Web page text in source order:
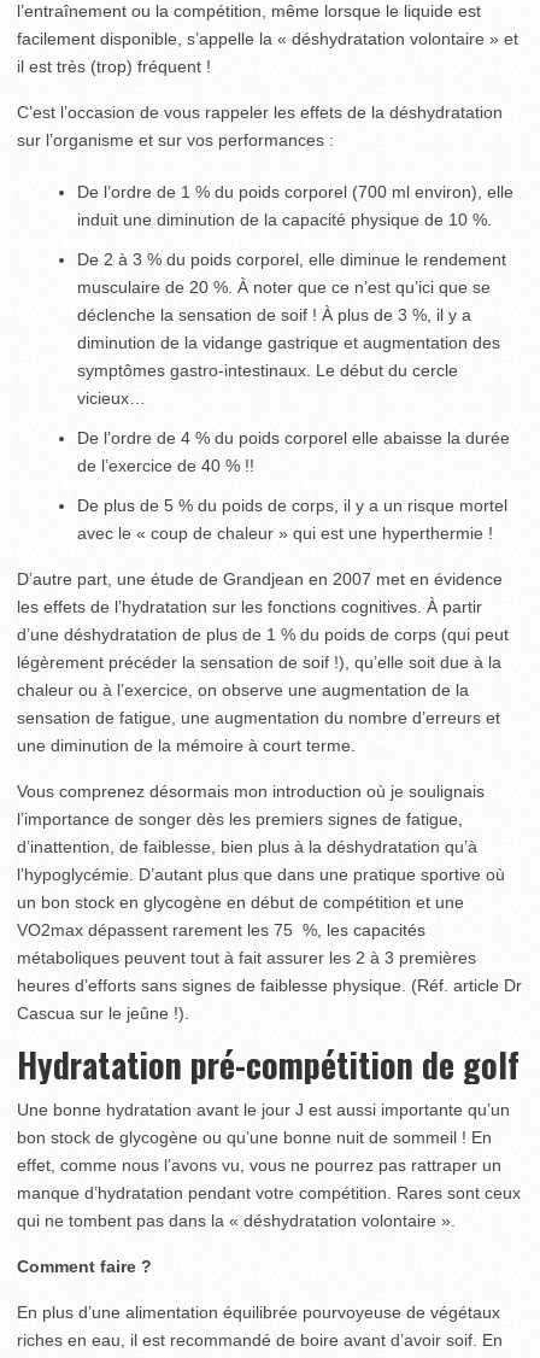
l’entraînement ou la compétition, même lorsque le liquide est
facilement disponible, s’appelle la « déshydratation volontaire » et
il est très (trop) fréquent !
C’est l’occasion de vous rappeler les effets de la déshydratation
sur l’organisme et sur vos performances :
De l’ordre de 1 % du poids corporel (700 ml environ), elle
induit une diminution de la capacité physique de 10 %.
De 2 à 3 % du poids corporel, elle diminue le rendement
musculaire de 20 %. À noter que ce n’est qu’ici que se
déclenche la sensation de soif ! À plus de 3 %, il y a
diminution de la vidange gastrique et augmentation des
symptômes gastro-intestinaux. Le début du cercle
vicieux…
De l’ordre de 4 % du poids corporel elle abaisse la durée
de l’exercice de 40 % !!
De plus de 5 % du poids de corps, il y a un risque mortel
avec le « coup de chaleur » qui est une hyperthermie !
D’autre part, une étude de Grandjean en 2007 met en évidence
les effets de l’hydratation sur les fonctions cognitives. À partir
d’une déshydratation de plus de 1 % du poids de corps (qui peut
légèrement précéder la sensation de soif !), qu’elle soit due à la
chaleur ou à l’exercice, on observe une augmentation de la
sensation de fatigue, une augmentation du nombre d’erreurs et
une diminution de la mémoire à court terme.
Vous comprenez désormais mon introduction où je soulignais
l’importance de songer dès les premiers signes de fatigue,
d’inattention, de faiblesse, bien plus à la déshydratation qu’à
l’hypoglycémie. D’autant plus que dans une pratique sportive où
un bon stock en glycogène en début de compétition et une
VO2max dépassent rarement les 75 %, les capacités
métaboliques peuvent tout à fait assurer les 2 à 3 premières
heures d’efforts sans signes de faiblesse physique. (Réf. article Dr
Cascua sur le jeûne !).
Hydratation pré-compétition de golf
Une bonne hydratation avant le jour J est aussi importante qu’un
bon stock de glycogène ou qu’une bonne nuit de sommeil ! En
effet, comme nous l’avons vu, vous ne pourrez pas rattraper un
manque d’hydratation pendant votre compétition. Rares sont ceux
qui ne tombent pas dans la « déshydratation volontaire ».
Comment faire ?
En plus d’une alimentation équilibrée pourvoyeuse de végétaux
riches en eau, il est recommandé de boire avant d’avoir soif. En